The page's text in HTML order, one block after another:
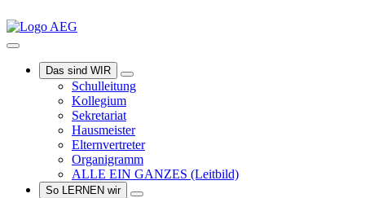
Das sind WIR
Schulleitung
Kollegium
Sekretariat
Hausmeister
Elternvertreter
Organigramm
ALLE EIN GANZES (Leitbild)
So LERNEN wir